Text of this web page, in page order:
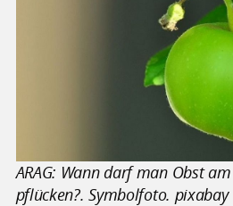
ARAG: Wann darf man Obst
pflücken?. Symbolfoto. pixabay